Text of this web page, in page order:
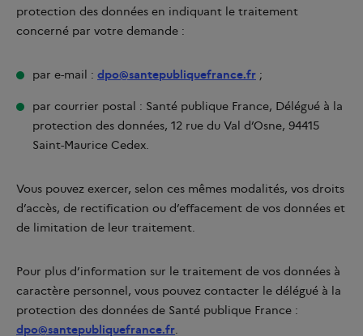
protection des données en indiquant le traitement
concerné par votre demande :
par e-mail : dpo@santepubliquefrance.fr ;
par courrier postal : Santé publique France, Délégué à la
protection des données, 12 rue du Val d’Osne, 94415
Saint-Maurice Cedex.
Vous pouvez exercer, selon ces mêmes modalités, vos droits
d’accès, de rectification ou d’effacement de vos données et
de limitation de leur traitement.
Pour plus d’information sur le traitement de vos données à
caractère personnel, vous pouvez contacter le délégué à la
protection des données de Santé publique France :
dpo@santepubliquefrance.fr.